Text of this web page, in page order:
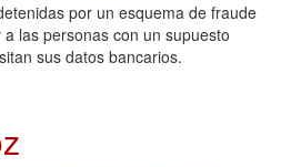
por un esquema de fraude
las personas con un supuesto
sus datos bancarios.